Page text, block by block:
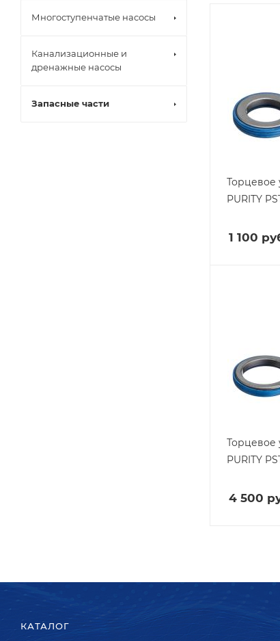
Торцевое
PURITY
1 100
Торцевое
PURITY
4 500
Многоступенчатые насосы
Канализационные и
дренажные насосы
Запасные части
КАТАЛОГ